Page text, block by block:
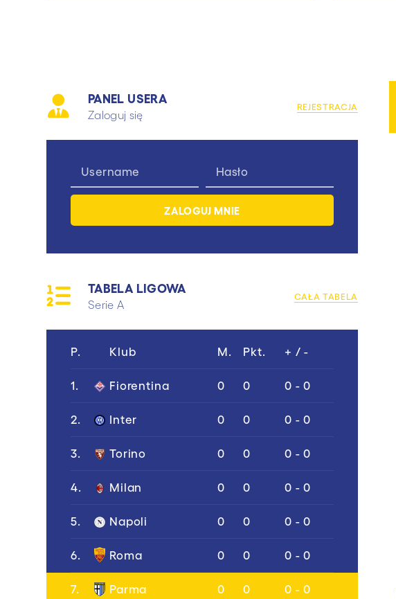
PANEL USERA
Zaloguj się
REJESTRACJA
TABELA LIGOWA
Serie A
CAŁA TABELA
P. Klub M. Pkt. + / -
1. Fiorentina 0 0 0 - 0
2. Inter 0 0 0 - 0
3. Torino 0 0 0 - 0
4. Milan 0 0 0 - 0
5. Napoli 0 0 0 - 0
6. Roma 0 0 0 - 0
7. Parma 0 0 0 - 0